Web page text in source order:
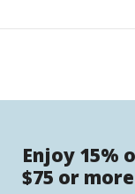
Enjoy 15%
$75 or more